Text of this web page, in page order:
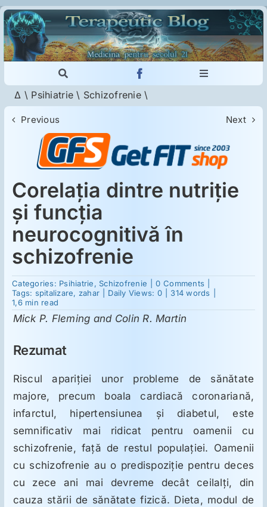
Skip
to
content
Toggle
Navigation
Cautare...
Toggle
Imunologie
Dermatologie
Psihiatrie
Neurologie
Intoleranţa la gluten
Suplimente
Ginecologie
Mesajele lui Reichelt
LDN
Δ \ Psihiatrie \ Schizofrenie \
Previous Next
Corelaţia dintre nutriţie
şi funcţia
neurocognitivă în
schizofrenie
Categories: Psihiatrie, Schizofrenie 0 Comments
Corelaţia
Tags: spitalizare, zahar Daily Views: 0 314 words
1,6 min read
Mick P. Fleming and Colin R. Martin
Rezumat
Riscul apariţiei unor probleme de sănătate
majore, precum boala cardiacă coronariană,
infarctul, hipertensiunea şi diabetul, este
semnificativ mai ridicat pentru oamenii cu
schizofrenie, faţă de restul populaţiei. Oamenii
cu schizofrenie au o predispoziţie pentru deces
cu zece ani mai devreme decât ceilalţi, din
cauza stării de sănătate fizică. Dieta, modul de